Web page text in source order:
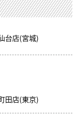
台店(宮城)
田店(東京)